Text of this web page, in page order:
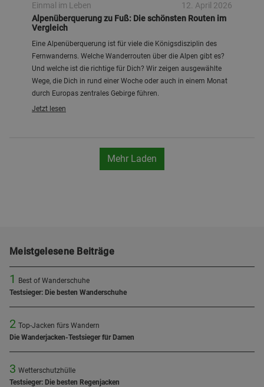
Einmal im Leben
12. April 2026
Alpenüberquerung zu Fuß: Die schönsten Routen im
Vergleich
Eine Alpenüberquerung ist für viele die Königsdisziplin des
Fernwanderns. Welche Wanderrouten über die Alpen gibt es?
Und welche ist die richtige für Dich? Wir zeigen ausgewählte
Wege, die Dich in rund einer Woche oder auch in einem Monat
durch Europas zentrales Gebirge führen.
Jetzt lesen
Mehr Laden
Meistgelesene Beiträge
1
Best of Wanderschuhe
Testsieger: Die besten Wanderschuhe
2 Top-Jacken fürs Wandern
Die Wanderjacken-Testsieger für Damen
3 Wetterschutzhülle
Testsieger: Die besten Regenjacken